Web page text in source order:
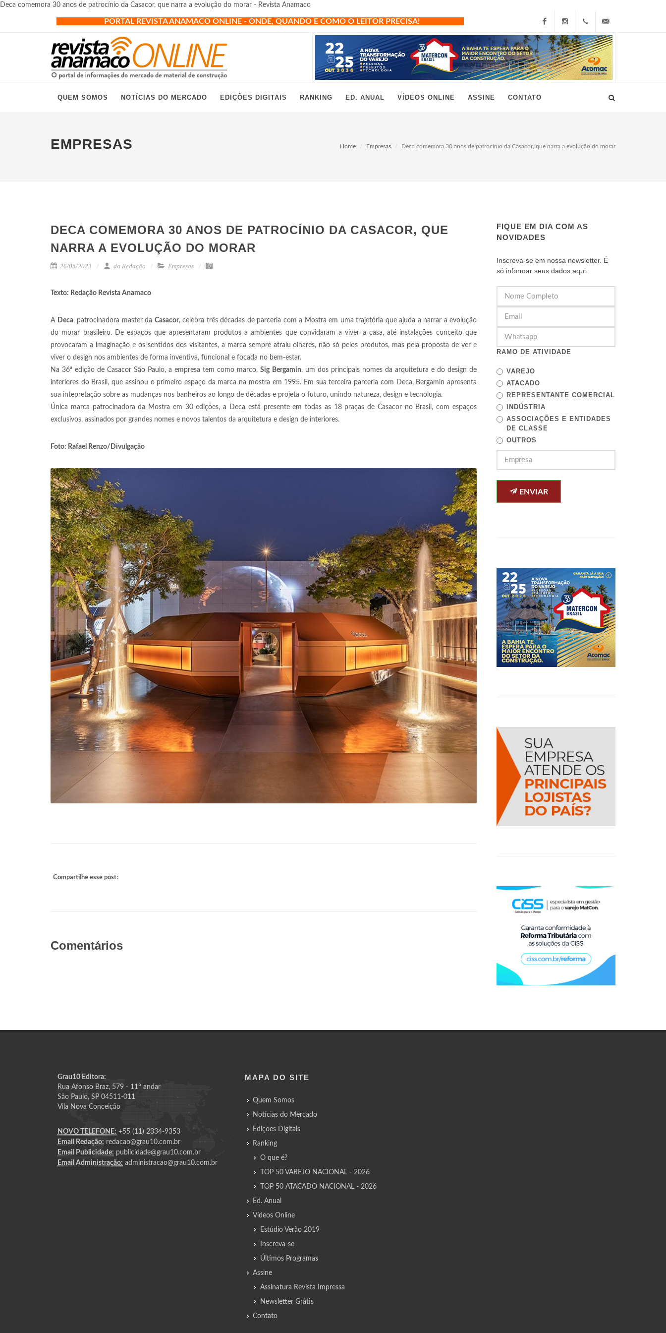
Deca comemora 30 anos de patrocínio da Casacor, que narra a evolução do morar - Revista Anamaco
PORTAL REVISTA ANAMACO ONLINE - ONDE, QUANDO E COMO O LEITOR PRECISA!
FacebookInstagram
+55
(11)
grau10@grau10.com.br
QUEM SOMOS NOTÍCIAS DO MERCADO EDIÇÕES DIGITAIS RANKING ED. ANUAL VÍDEOS ONLINE ASSINE CONTATO
EMPRESAS Home Empresas Deca comemora 30 anos de patrocínio da Casacor, que narra a evolução do morar
DECA COMEMORA 30 ANOS DE PATROCÍNIO DA CASACOR, QUE
NARRA A EVOLUÇÃO DO MORAR
26/05/2023 da Redação Empresas
Texto: Redação Revista Anamaco
A Deca, patrocinadora master da Casacor, celebra três décadas de parceria com a Mostra em uma trajetória que ajuda a narrar a evolução
do morar brasileiro. De espaços que apresentaram produtos a ambientes que convidaram a viver a casa, até instalações conceito que
provocaram a imaginação e os sentidos dos visitantes, a marca sempre atraiu olhares, não só pelos produtos, mas pela proposta de ver e
viver o design nos ambientes de forma inventiva, funcional e focada no bem-estar.
Na 36ª edição de Casacor São Paulo, a empresa tem como marco, Sig Bergamin, um dos principais nomes da arquitetura e do design de
interiores do Brasil, que assinou o primeiro espaço da marca na mostra em 1995. Em sua terceira parceria com Deca, Bergamin apresenta
sua intepretação sobre as mudanças nos banheiros ao longo de décadas e projeta o futuro, unindo natureza, design e tecnologia.
Única marca patrocinadora da Mostra em 30 edições, a Deca está presente em todas as 18 praças de Casacor no Brasil, com espaços
exclusivos, assinados por grandes nomes e novos talentos da arquitetura e design de interiores.
Foto: Rafael Renzo/Divulgação
Compartilhe esse post:
Comentários
FIQUE EM DIA COM AS
NOVIDADES
Inscreva-se em nossa newsletter. É
só informar seus dados aqui:
RAMO DE ATIVIDADE
VAREJO
ATACADO
REPRESENTANTE COMERCIAL
INDÚSTRIA
ASSOCIAÇÕES E ENTIDADES
DE CLASSE
OUTROS
ENVIAR
Grau10 Editora:
Rua Afonso Braz, 579 - 11º andar
São Paulo, SP 04511-011
Vila Nova Conceição
NOVO TELEFONE: +55 (11) 2334-9353
Email Redação: redacao@grau10.com.br
Email Publicidade: publicidade@grau10.com.br
Email Administração: administracao@grau10.com.br
MAPA DO SITE
Quem Somos
Notícias do Mercado
Edições Digitais
Ranking
O que é?
TOP 50 VAREJO NACIONAL - 2026
TOP 50 ATACADO NACIONAL - 2026
Ed. Anual
Vídeos Online
Estúdio Verão 2019
Inscreva-se
Últimos Programas
Assine
Assinatura Revista Impressa
Newsletter Grátis
Contato